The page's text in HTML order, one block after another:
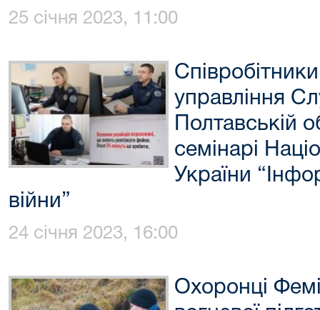
25 січня 2023, 11:00
управління
Полтавській
семінарі
України
війни”
24 січня 2023, 16:00
Охоронці